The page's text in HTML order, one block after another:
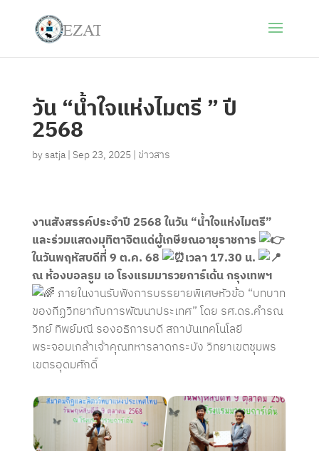
วัน “น้ำใจแห่งไมตรี ” ปี
2568
bysatja| Sep 23, 2025| ข่าวสาร
งานสังสรรค์ประจำปี 2568 ในวัน “น้ำใจแห่งไมตรี”
และร่วมแสดงมุทิตาจิตแด่ผู้เกษียณอายุราชการ
ในวันพฤหัสบดีที่ 9 ต.ค. 68
เวลา 17.30 น.
ณ ห้องบอลรูม เอ โรงแรมมารวยการ์เด้น กรุงเทพฯ
ภายในงานรับฟังการบรรยายพิเศษหัวข้อ “บทบาท
ของกีฏวิทยากับการพัฒนาประเทศ” โดย รศ.ดร.คำรณ
วิทย์ ทิพย์มณี รองอธิการบดี สถาบันเทคโนโลยี
พระจอมเกล้าเจ้าคุณทหารลาดกระบัง วิทยาเขตชุมพร
เขตรอุดมศักดิ์